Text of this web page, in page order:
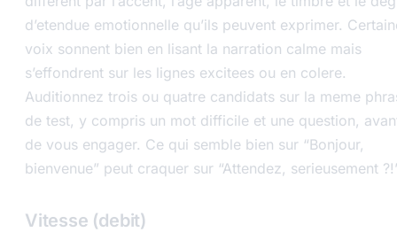
d’etendue emotionnelle qu’ils peuvent exprimer.
voix sonnent bien en lisant la narration calme mais
s’effondrent sur les lignes excitees ou en colere.
Auditionnez trois ou quatre candidats sur la meme
de test, y compris un mot difficile et une question,
de vous engager. Ce qui semble bien sur “Bonjour,
bienvenue” peut craquer sur “Attendez, serieusement
Vitesse (debit)